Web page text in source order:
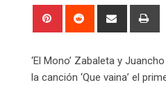
Pinterest Reddit
Share
‘El Mono’ Zabaleta y
la canción ‘Que vaina’ el